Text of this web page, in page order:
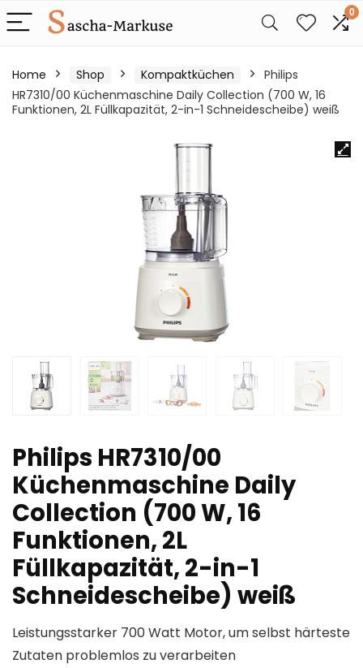
0
Home Shop Kompaktküchen
Philips
HR7310/00 Küchenmaschine Daily Collection (700 W, 16
Funktionen, 2L Füllkapazität, 2-in-1 Schneidescheibe) weiß
Philips HR7310/00
Küchenmaschine Daily
Collection (700 W, 16
Funktionen, 2L
Füllkapazität, 2-in-1
Schneidescheibe) weiß
Leistungsstarker 700 Watt Motor, um selbst härteste
Zutaten problemlos zu verarbeiten